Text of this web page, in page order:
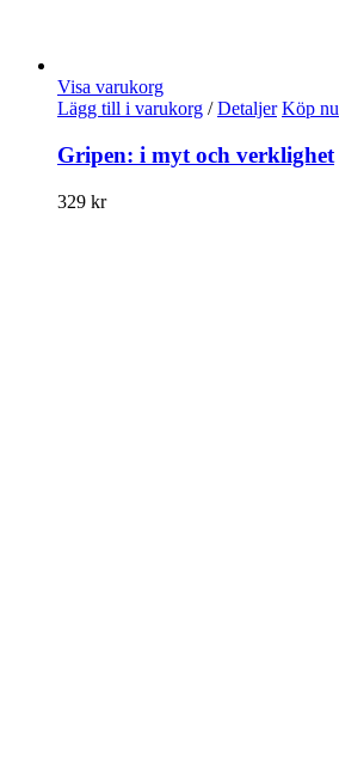
Visa varukorg
Lägg till i varukorg / Detaljer Köp nu
Gripen: i myt och verklighet
329 kr